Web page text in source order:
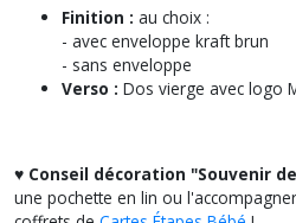
Finition : au choix :
- avec enveloppe kraft brun
- sans enveloppe
Verso : Dos vierge avec logo
♥︎ Conseil décoration "Souvenir
une pochette en lin ou